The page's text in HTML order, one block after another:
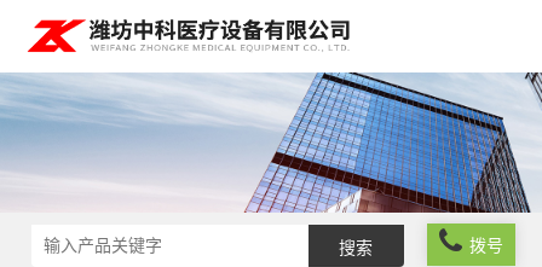
拨号